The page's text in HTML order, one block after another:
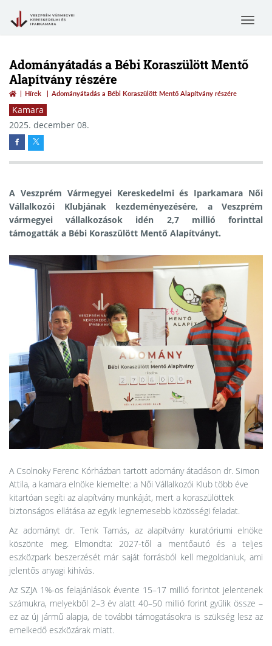
Toggle
Adományátadás a Bébi Koraszülött Mentő
Alapítvány részére
Hírek Adományátadás a Bébi Koraszülött Mentő Alapítvány részére
Kamara
2025. december 08.
A Veszprém Vármegyei Kereskedelmi és Iparkamara Női
Vállalkozói Klubjának kezdeményezésére, a Veszprém
vármegyei vállalkozások idén 2,7 millió forinttal
támogatták a Bébi Koraszülött Mentő Alapítványt.
A Csolnoky Ferenc Kórházban tartott adomány átadáson dr. Simon
Attila, a kamara elnöke kiemelte: a Női Vállalkozói Klub több éve
kitartóan segíti az alapítvány munkáját, mert a koraszülöttek
biztonságos ellátása az egyik legnemesebb közösségi feladat.
Az adományt dr. Tenk Tamás, az alapítvány kuratóriumi elnöke
köszönte meg. Elmondta: 2027-től a mentőautó és a teljes
eszközpark beszerzését már saját forrásból kell megoldaniuk, ami
jelentős anyagi kihívás.
Az SZJA 1%-os felajánlások évente 15–17 millió forintot jelentenek
számukra, melyekből 2–3 év alatt 40–50 millió forint gyűlik össze –
ez az új jármű alapja, de további támogatásokra is szükség lesz az
emelkedő eszközárak miatt.